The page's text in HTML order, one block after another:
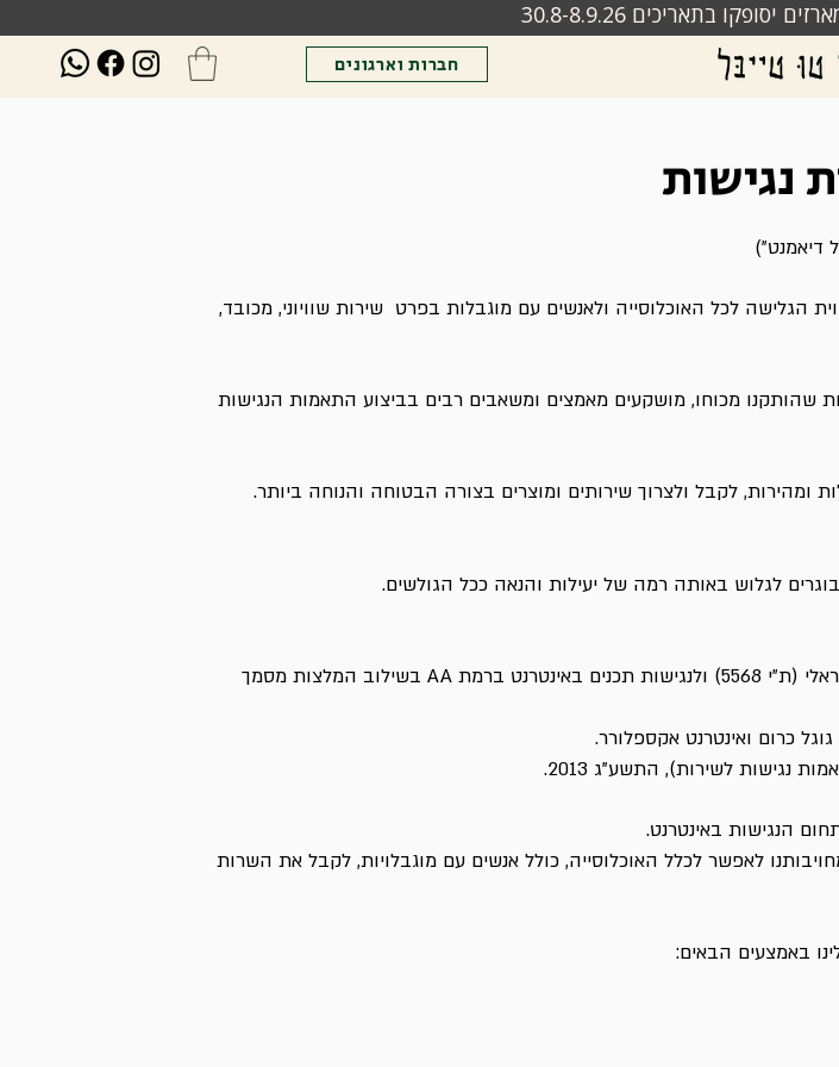
בתאריכים 30.8-8.9.26
חברות וארגונים
נגישות
לכל האוכלוסייה ולאנשים עם מוגבלות בפרט שירות שוויוני, מכובד,
שוויון זכויות לאנשים עם מוגבלויות תשנ"ח-1998 ולתקנות שהותקנו מכוחו, מושקעים מאמצים ומשאבים רבים בביצוע התאמות הנגישות
ומהירות, לקבל ולצרוך שירותים ומוצרים בצורה הבטוחה והנוחה ביותר.
לגלוש באותה רמה של יעילות והנאה ככל הגולשים.
באתר האינטרנט בוצעו התאמות נגישות בהתאם להמלצות התקן הישראלי (ת"י 5568) ולנגישות תכנים באינטרנט ברמת AA בשילוב המלצות מסמך
כרום ואינטרנט אקספלורר.
נגישות לשירות), התשע"ג 2013.
הנגישות באינטרנט.
לאפשר לכלל האוכלוסייה, כולל אנשים עם מוגבלויות, לקבל את השרות
באמצעים הבאים: